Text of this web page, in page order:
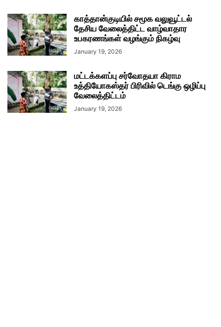
காத்தான்குடியில் சமூக வலுவூட்டல்
தேசிய வேலைத்திட்ட வாழ்வாதார
உபகரணங்கள் வழங்கும் நிகழ்வு
January 19, 2026
மட்டக்களப்பு சர்வோதயா கிராம
உத்தியோகஸ்தர் பிரிவில் டெங்கு ஒழிப்பு
வேலைத்திட்டம்
January 19, 2026